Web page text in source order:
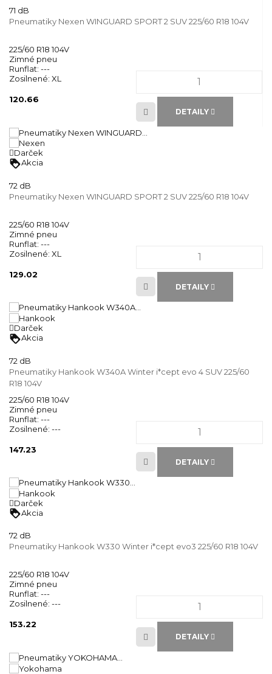
71 dB
Pneumatiky Nexen WINGUARD SPORT 2 SUV 225/60 R18 104V
225/60 R18 104V
Zimné pneu
Runflat: ---
Zosilnené: XL
120.66
DETAILY
Darček
loyaltyAkcia
72 dB
Pneumatiky Nexen WINGUARD SPORT 2 SUV 225/60 R18 104V
225/60 R18 104V
Zimné pneu
Runflat: ---
Zosilnené: XL
129.02
DETAILY
Darček
loyaltyAkcia
72 dB
Pneumatiky Hankook W340A Winter i*cept evo 4 SUV 225/60
R18 104V
225/60 R18 104V
Zimné pneu
Runflat: ---
Zosilnené: ---
147.23
DETAILY
Darček
loyaltyAkcia
72 dB
Pneumatiky Hankook W330 Winter i*cept evo3 225/60 R18 104V
225/60 R18 104V
Zimné pneu
Runflat: ---
Zosilnené: ---
153.22
DETAILY